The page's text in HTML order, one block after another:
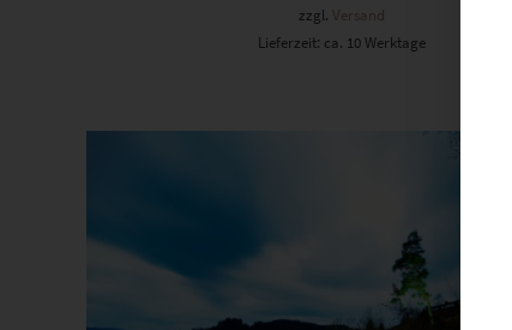
zzgl.Versand
Lieferzeit: ca. 10 Werktage